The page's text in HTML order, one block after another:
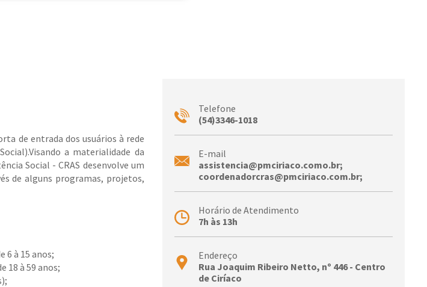
de entrada dos usuários à rede
a materialidade da
Social - CRAS desenvolve um
de alguns programas, projetos,
6 à 15 anos;
18 à 59 anos;
Telefone
(54)3346-1018
E-mail
assistencia@pmciriaco.como.br;
coordenadorcras@pmciriaco.com.br;
Horário de Atendimento
7h às 13h
Endereço
Rua Joaquim Ribeiro Netto, nº 446 - Centro
de Ciríaco